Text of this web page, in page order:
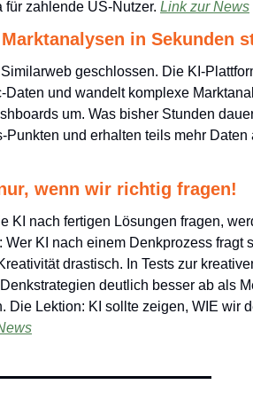
zahlende US-Nutzer. Link zur News
in Sekunden
geschlossen. Die KI-
und wandelt komplexe
um. Was bisher Stunden
und erhalten teils mehr Daten
wenn wir richtig fragen!
KI nach fertigen Lösungen fragen,
KI nach einem Denkprozess fragt
drastisch. In Tests zur
deutlich besser ab als
Die Lektion: KI sollte zeigen, WIE wir